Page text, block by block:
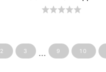
2 3 ... 9 10